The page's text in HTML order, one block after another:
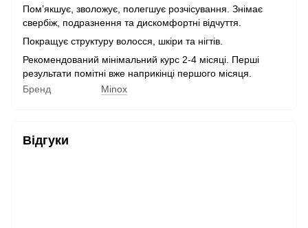
Пом’якшує, зволожує, полегшує розчісування. Знімає
свербіж, подразнення та дискомфортні відчуття.
Покращує структуру волосся, шкіри та нігтів.
Рекомендований мінімальний курс 2-4 місяці. Перші
результати помітні вже наприкінці першого місяця.
Бренд
Minox
Відгуки